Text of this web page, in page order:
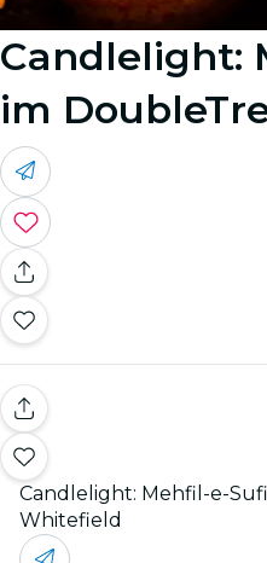
Candlelight:
im
Candlelight: Mehfil-e-
Whitefield